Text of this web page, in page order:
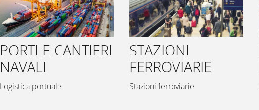
PORTI E CANTIERI
NAVALI
Logistica portuale
STAZIONI
FERROVIARIE
Stazioni ferroviarie